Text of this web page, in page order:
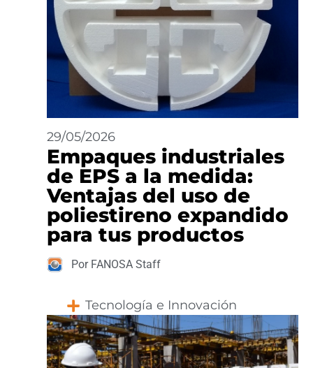
29/05/2026
Empaques industriales
de EPS a la medida:
Ventajas del uso de
poliestireno expandido
para tus productos
Por FANOSA Staff
Tecnología e Innovación